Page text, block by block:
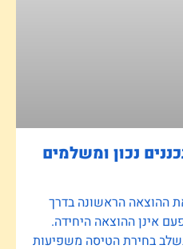
נכון ומשלמים
ההוצאה הראשונה בדרך
אינן ההוצאה היחידה.
בחירת הטיסה משפיעות